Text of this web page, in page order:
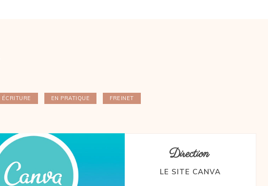
ÉCRITURE EN PRATIQUE FREINET
Direction
LE SITE CANVA